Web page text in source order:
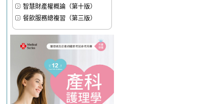
智慧財產權概論（第十版）
餐飲服務總複習（第三版）